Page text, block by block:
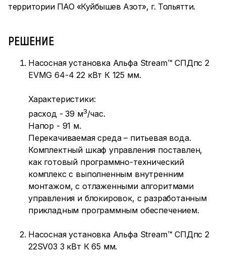
территории ПАО «Куйбышев Азот», г. Тольятти.
РЕШЕНИЕ
Насосная установка Альфа Stream™ СПДпс 2
EVMG 64-4 22 кВт К 125 мм.
Характеристики:
расход - 39 м3/час.
Напор - 91 м.
Перекачиваемая среда – питьевая вода.
Комплектный шкаф управления поставлен,
как готовый программно-технический
комплекс с выполненным внутренним
монтажом, с отлаженными алгоритмами
управления и блокировок, с разработанным
прикладным программным обеспечением.
Насосная установка Альфа Stream™ СПДпс 2
22SV03 3 кВт К 65 мм.